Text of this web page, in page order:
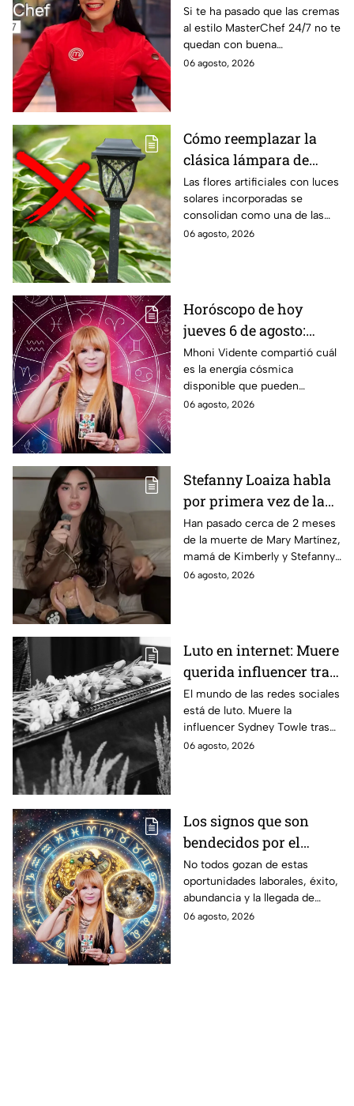
el secreto para
preparar cremas sin
que se corten y con un
rico sabor
Si te ha pasado que las cremas
al estilo MasterChef 24/7 no te
quedan con buena
consistencia, no te preocupes,
06 agosto, 2026
Cómo reemplazar la
clásica lámpara de
jardín por esta opción
más bonita y moderna
Las flores artificiales con luces
solares incorporadas se
consolidan como una de las
tendencias en diseño de
lámpara de jardín, ya que
combina funcionalidad, bajo
consumo y un alto valor
decorativo.
06 agosto, 2026
Horóscopo de hoy
jueves 6 de agosto:
estas son las
predicciones de Mhoni
Vidente
Mhoni Vidente compartió cuál
es la energía cósmica
disponible que pueden
aprovechar las personas de los
06 agosto, 2026
Stefanny Loaiza habla
por primera vez de la
muerte de su mamá.
"Se siente rara la vida"
Han pasado cerca de 2 meses
de la muerte de Mary Martínez,
mamá de Kimberly y Stefanny
Loaiza. Esta última ha tenido
se encuentra. La influencer
contó que se fue a Mexicali
para pasar más tiempo con su
abuela, ante la soledad que
estaba experimentando tras el
fallecimiento.
06 agosto, 2026
Luto en internet: Muere
querida influencer tras
perder la lucha contra
el cáncer: “Siempre te
amaremos”
El mundo de las redes sociales
está de luto. Muere la
influencer Sydney Towle tras
perder la batalla contra una rara
06 agosto, 2026
Los signos que son
bendecidos por el
universo con energía
en el dinero a partir de
hoy 6 de agosto: el
horóscopo de Mhoni
No todos gozan de estas
oportunidades laborales, éxito,
abundancia y la llegada de
proyectos exitosos que se
06 agosto, 2026